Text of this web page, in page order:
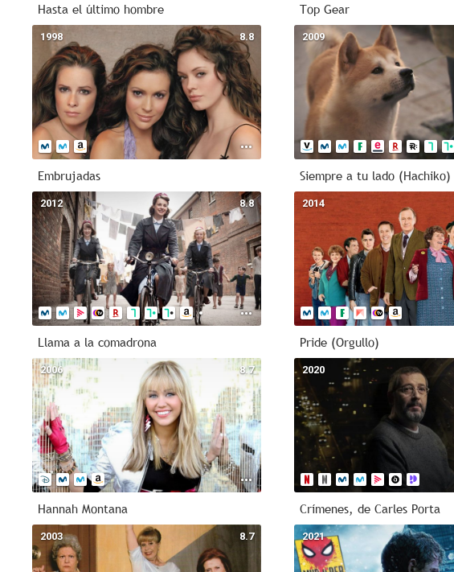
Hasta el último hombre Top Gear
8.8
1998
Embrujadas
2009
Siempre a tu lado (Hachiko)
8.8
2012
Llama a la comadrona
2014
Pride (Orgullo)
8.7
2006
Hannah Montana
2020
Crímenes, de Carles Porta
8.7
2003 2021